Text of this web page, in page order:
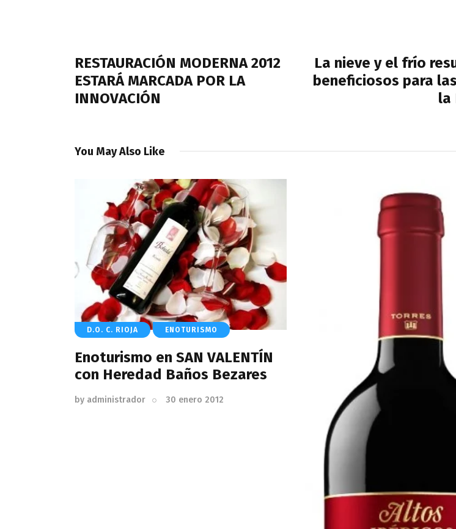
entradas
RESTAURACIÓN MODERNA 2012
ESTARÁ MARCADA POR LA
INNOVACIÓN
La nieve y el frío
beneficiosos para
la
You May Also Like
D.O. C. RIOJA ENOTURISMO
Enoturismo en SAN VALENTÍN
con Heredad Baños Bezares
by administrador 30 enero 2012